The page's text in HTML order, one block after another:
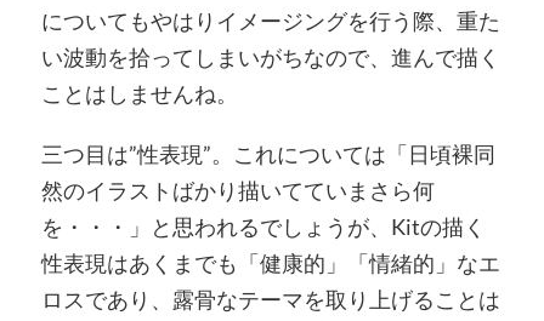
についてもやはりイメージングを行う際、重た
い波動を拾ってしまいがちなので、進んで描く
ことはしませんね。
三つ目は”性表現”。これについては「日頃裸同
然のイラストばかり描いてていまさら何
を・・・」と思われるでしょうが、Kitの描く
性表現はあくまでも「健康的」「情緒的」なエ
ロスであり、露骨なテーマを取り上げることは